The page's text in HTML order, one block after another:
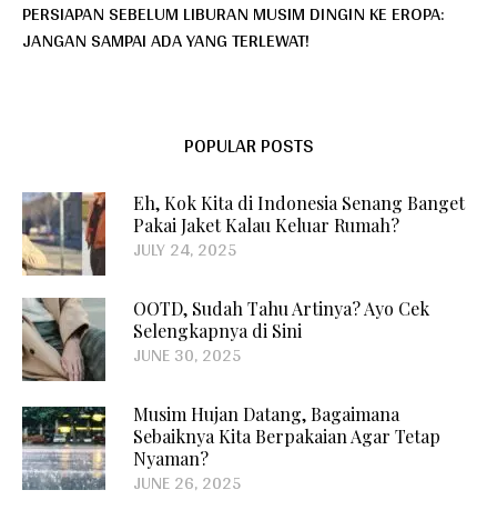
PERSIAPAN SEBELUM LIBURAN MUSIM DINGIN KE EROPA:
JANGAN SAMPAI ADA YANG TERLEWAT!
POPULAR POSTS
Eh, Kok Kita di Indonesia Senang Banget
Pakai Jaket Kalau Keluar Rumah?
JULY 24, 2025
OOTD, Sudah Tahu Artinya? Ayo Cek
Selengkapnya di Sini
JUNE 30, 2025
Musim Hujan Datang, Bagaimana
Sebaiknya Kita Berpakaian Agar Tetap
Nyaman?
JUNE 26, 2025